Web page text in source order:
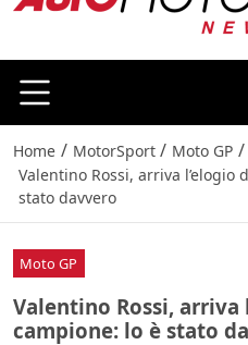
Home / MotorSport / Moto GP /
Valentino Rossi, arriva
stato davvero
Moto GP
Valentino Rossi, arriva
campione: lo è stato